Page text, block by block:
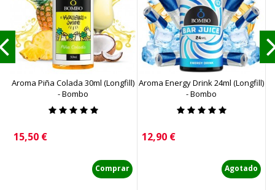
Aroma Piña Colada 30ml (Longfill)
- Bombo
Precio
15,50 €
Comprar
Aroma Energy Drink 24ml (Longfill)
- Bombo
Precio
12,90 €
Agotado